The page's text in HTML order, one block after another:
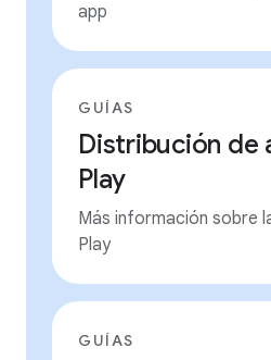
app
GUÍAS
Distribución de
Play
Más información sobre
Play
GUÍAS